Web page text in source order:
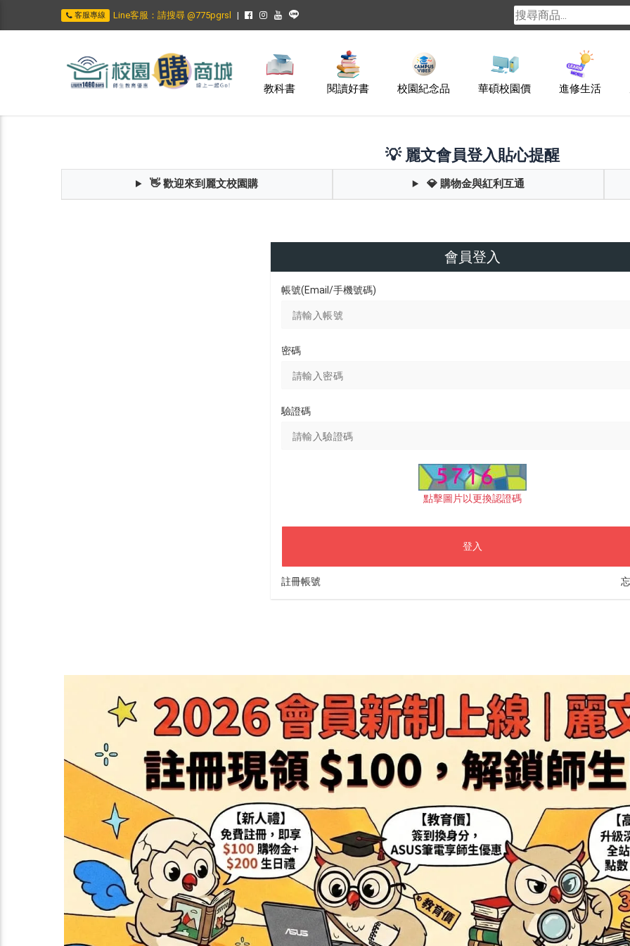
客服專線 Line客服：請搜尋 @775pgrsl
教科書 閱讀好書 校園紀念品 華碩校園價 進修生活
💡 麗文會員登入貼心提醒
👋 歡迎來到麗文校園購 💎 購物金與紅利互通
會員登入
帳號(Email/手機號碼)
密碼
驗證碼
點擊圖片以更換認證碼
登入
註冊帳號